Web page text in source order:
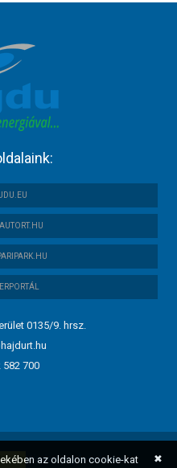
0135/9. hrsz.
582 700
Minden jog fenntartva.
az oldalon cookie-kat ✖